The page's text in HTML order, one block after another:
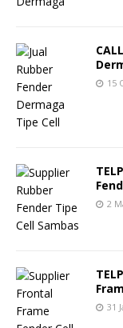
15
2
31